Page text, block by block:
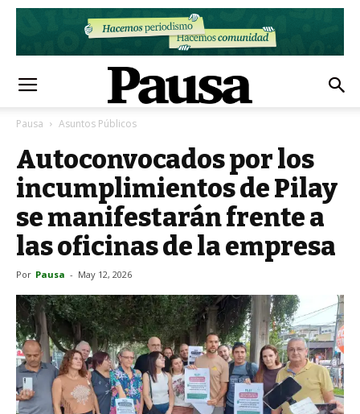
Pausa Asuntos Públicos
Autoconvocados por los
incumplimientos de Pilay
se manifestarán frente a
las oficinas de la empresa
Por Pausa - May 12, 2026